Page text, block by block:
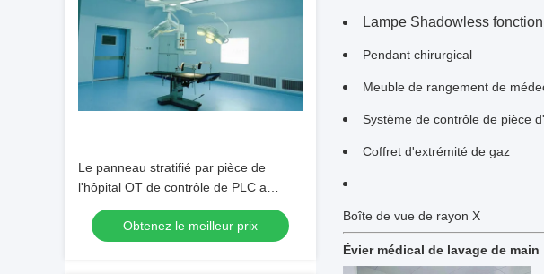
Le panneau stratifié par pièce de
l'hôpital OT de contrôle de PLC a
rapidement installé
Obtenez le meilleur prix
Lampe Shadowless
Pendant chirurgical
Meuble de rangement de
Système de contrôle de pièce
Coffret d'extrémité de gaz
Boîte de vue de rayon X
Évier médical de lavage de main